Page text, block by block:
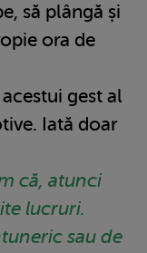
să plângă și
ora de
gest al
Iată doar
că, atunci
lucruri.
sau de